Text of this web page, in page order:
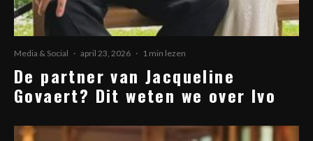
Media & Social · april 23, 2026 · 1 min lezen
De partner van Jacqueline
Govaert? Dit weten we over Ivo